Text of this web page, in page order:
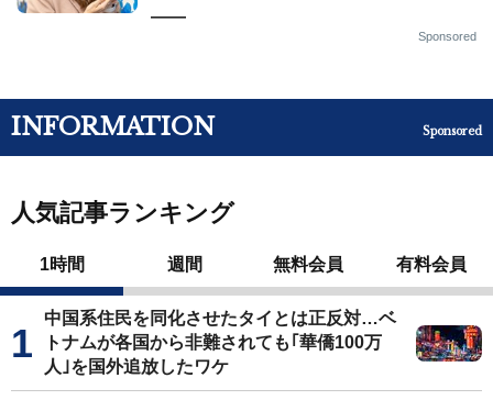
——
Sponsored
INFORMATION Sponsored
人気記事ランキング
1時間 週間 無料会員 有料会員
中国系住民を同化させたタイとは正反対…ベ
トナムが各国から非難されても｢華僑100万
人｣を国外追放したワケ